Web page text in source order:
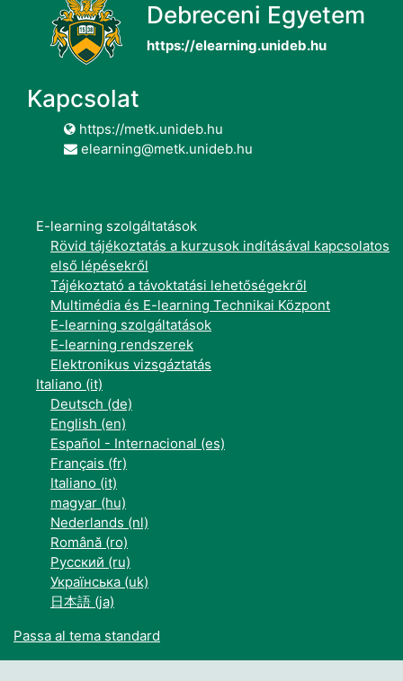
Debreceni Egyetem
https://elearning.unideb.hu
Kapcsolat
https://metk.unideb.hu
elearning@metk.unideb.hu
E-learning szolgáltatások
Rövid tájékoztatás a kurzusok indításával kapcsolatos
első lépésekről
Tájékoztató a távoktatási lehetőségekről
Multimédia és E-learning Technikai Központ
E-learning szolgáltatások
E-learning rendszerek
Elektronikus vizsgáztatás
Italiano ‎(it)‎
Deutsch ‎(de)‎
English ‎(en)‎
Español - Internacional ‎(es)‎
Français ‎(fr)‎
Italiano ‎(it)‎
magyar ‎(hu)‎
Nederlands ‎(nl)‎
Română ‎(ro)‎
Русский ‎(ru)‎
Українська ‎(uk)‎
日本語 ‎(ja)‎
Passa al tema standard